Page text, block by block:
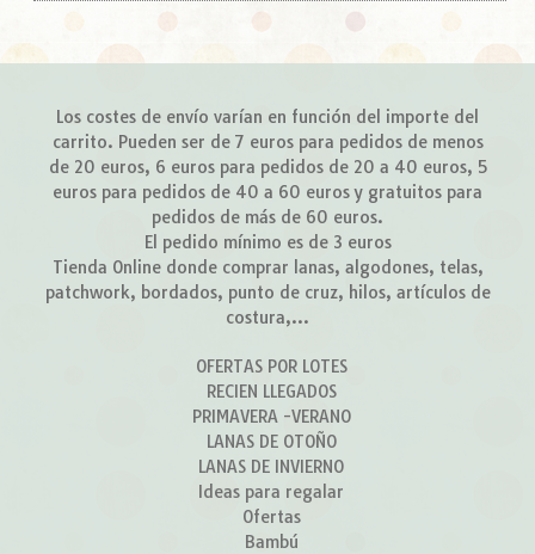
Los costes de envío varían en función del importe del
carrito. Pueden ser de 7 euros para pedidos de menos
de 20 euros, 6 euros para pedidos de 20 a 40 euros, 5
euros para pedidos de 40 a 60 euros y gratuitos para
pedidos de más de 60 euros.
El pedido mínimo es de 3 euros
Tienda Online donde comprar lanas, algodones, telas,
patchwork, bordados, punto de cruz, hilos, artículos de
costura,...
OFERTAS POR LOTES
RECIEN LLEGADOS
PRIMAVERA -VERANO
LANAS DE OTOÑO
LANAS DE INVIERNO
Ideas para regalar
Ofertas
Bambú